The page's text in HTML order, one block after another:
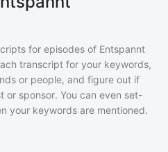
for episodes of Entspannt
transcript for your keywords,
or people, and figure out if
or sponsor. You can even set-
your keywords are mentioned.